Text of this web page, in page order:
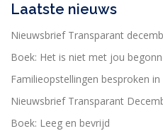
Laatste nieuws
Nieuwsbrief Transparant
Boek: Het is niet met jou
Familieopstellingen besproken
Nieuwsbrief Transparant
Boek: Leeg en bevrijd